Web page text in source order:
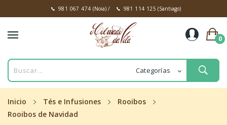
981 067 474 (Noia)/ 981 114 125 (Santiago)
0
Inicio Tés e Infusiones
Rooibos
Rooibos de Navidad